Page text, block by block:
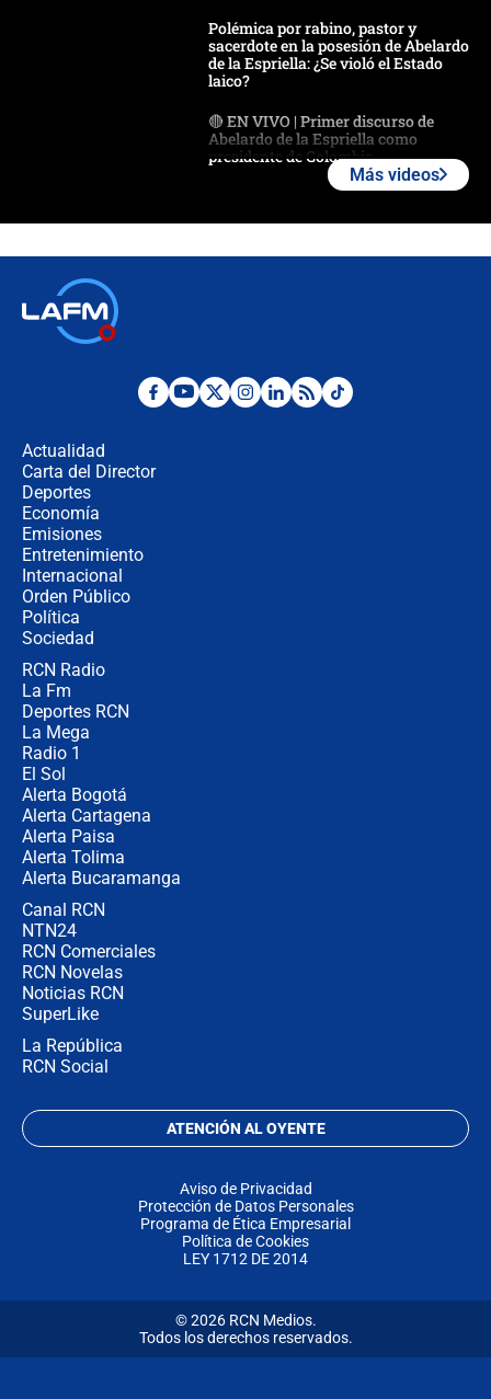
Polémica por rabino, pastor y
sacerdote en la posesión de Abelardo
de la Espriella: ¿Se violó el Estado
laico?
🔴 EN VIVO | Primer discurso de
Abelardo de la Espriella como
presidente de Colombia
Espriella en Cali inicia la
Desde dermatitis hasta infecciones:
Más videos
Actualidad
Carta del Director
Deportes
Economía
Emisiones
Entretenimiento
Internacional
Orden Público
Política
Sociedad
RCN Radio
La Fm
Deportes RCN
La Mega
Radio 1
El Sol
Alerta Bogotá
Alerta Cartagena
Alerta Paisa
Alerta Tolima
Alerta Bucaramanga
Canal RCN
NTN24
RCN Comerciales
RCN Novelas
Noticias RCN
SuperLike
La República
RCN Social
ATENCIÓN AL OYENTE
Aviso de Privacidad
Protección de Datos Personales
Programa de Ética Empresarial
Política de Cookies
LEY 1712 DE 2014
© 2026 RCN Medios.
Todos los derechos reservados.